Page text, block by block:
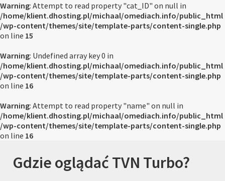
Warning: Attempt to read property "cat_ID" on null in
/home/klient.dhosting.pl/michaal/omediach.info/public_html
/wp-content/themes/site/template-parts/content-single.php
on line 15
Warning: Undefined array key 0 in
/home/klient.dhosting.pl/michaal/omediach.info/public_html
/wp-content/themes/site/template-parts/content-single.php
on line 16
Warning: Attempt to read property "name" on null in
/home/klient.dhosting.pl/michaal/omediach.info/public_html
/wp-content/themes/site/template-parts/content-single.php
on line 16
Gdzie oglądać TVN Turbo?